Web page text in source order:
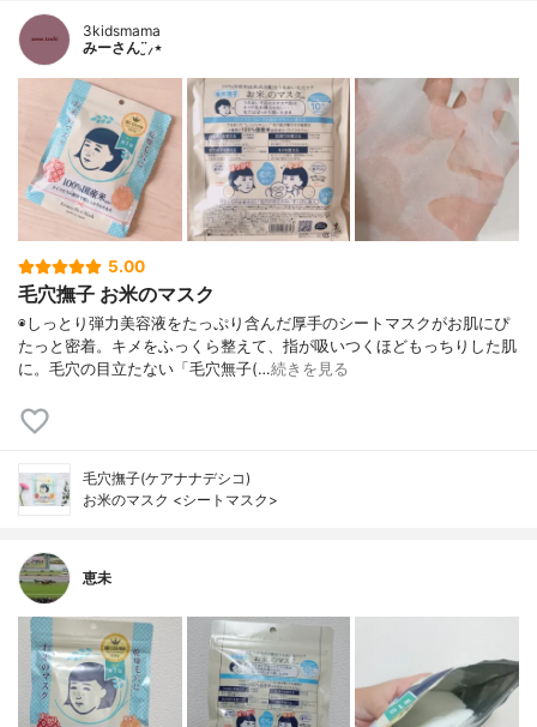
3kidsmama
みーさん¨̮⸝⋆
5.00
毛穴撫子 お米のマスク
◉しっとり弾力美容液をたっぷり含んだ厚手のシートマスクがお肌にぴ
たっと密着。キメをふっくら整えて、指が吸いつくほどもっちりした肌
に。毛穴の目立たない「毛穴無子(…続きを見る
毛穴撫子(ケアナナデシコ)
お米のマスク <シートマスク>
恵未